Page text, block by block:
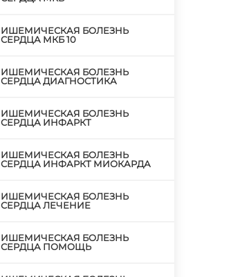
ИШЕМИЧЕСКАЯ БОЛЕЗНЬ
СЕРДЦА МКБ 10
ИШЕМИЧЕСКАЯ БОЛЕЗНЬ
СЕРДЦА ДИАГНОСТИКА
ИШЕМИЧЕСКАЯ БОЛЕЗНЬ
СЕРДЦА ИНФАРКТ
ИШЕМИЧЕСКАЯ БОЛЕЗНЬ
СЕРДЦА ИНФАРКТ МИОКАРДА
ИШЕМИЧЕСКАЯ БОЛЕЗНЬ
СЕРДЦА ЛЕЧЕНИЕ
ИШЕМИЧЕСКАЯ БОЛЕЗНЬ
СЕРДЦА ПОМОЩЬ